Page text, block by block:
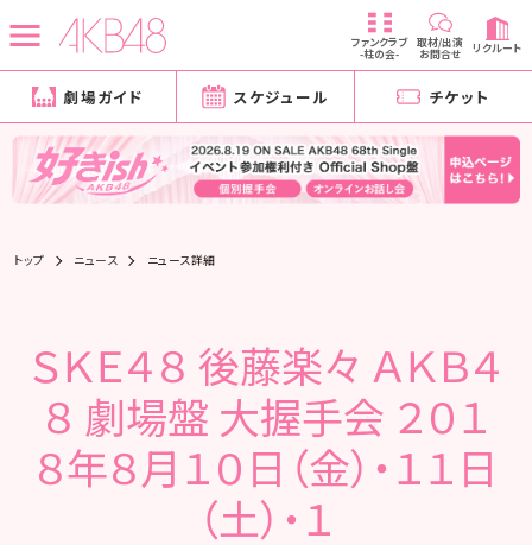
ファンクラブ
-柱の会-
取材/出演
お問合せ リクルート
劇場ガイド スケジュール チケット
トップ ニュース ニュース詳細
ＳＫＥ４８ 後藤楽々 ＡＫＢ４
８ 劇場盤 大握手会 ２０１
８年８月１０日（金）・１１日
（土）・１